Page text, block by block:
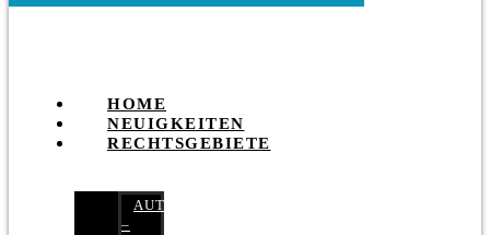
HOME
NEUIGKEITEN
RECHTSGEBIETE
AUTOBETRUG
–